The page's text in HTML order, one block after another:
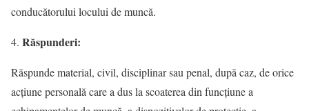
conducătorului locului de muncă.
Răspunderi:
Răspunde material, civil, disciplinar sau penal, după caz, de orice
acţiune personală care a dus la scoaterea din funcţiune a